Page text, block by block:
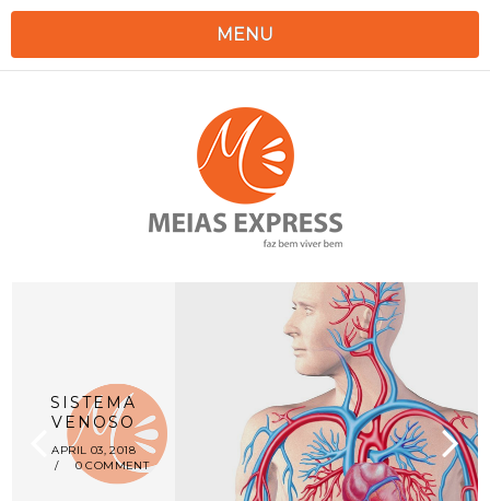
MENU
SISTEMA
VENOSO
APRIL 03, 2018
/
0 COMMENT